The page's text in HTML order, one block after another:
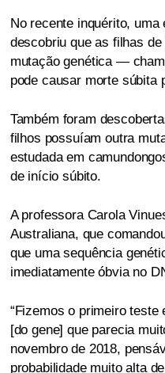
No recente inquérito,
descobriu que as filhas
mutação genética —
pode causar morte súbita
Também foram
filhos possuíam outra
estudada em
de início súbito.
A professora Carola
Australiana, que
que uma sequência
imediatamente óbvia no
“Fizemos o primeiro
[do gene] que parecia
novembro de 2018,
probabilidade muito alta